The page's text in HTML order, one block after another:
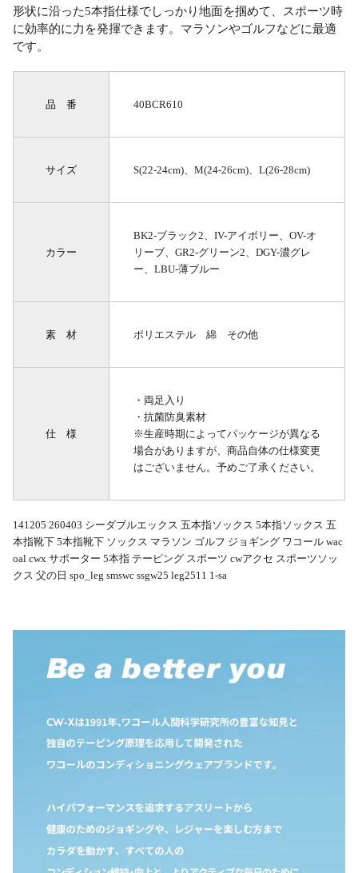
形状に沿った5本指仕様でしっかり地面を掴めて、スポーツ時
に効率的に力を発揮できます。マラソンやゴルフなどに最適
です。
品 番 40BCR610
サイズ S(22-24cm)、M(24-26cm)、L(26-28cm)
カラー
BK2-ブラック2、IV-アイボリー、OV-オ
リーブ、GR2-グリーン2、DGY-濃グレ
ー、LBU-薄ブルー
素 材 ポリエステル 綿 その他
仕 様
・両足入り
・抗菌防臭素材
※生産時期によってパッケージが異なる
場合がありますが、商品自体の仕様変更
はございません。予めご了承ください。
141205 260403 シーダブルエックス 五本指ソックス 5本指ソックス 五
本指靴下 5本指靴下 ソックス マラソン ゴルフ ジョギング ワコール wac
oal cwx サポーター 5本指 テーピング スポーツ cwアクセ スポーツソッ
クス 父の日 spo_leg smswc ssgw25 leg2511 1-sa